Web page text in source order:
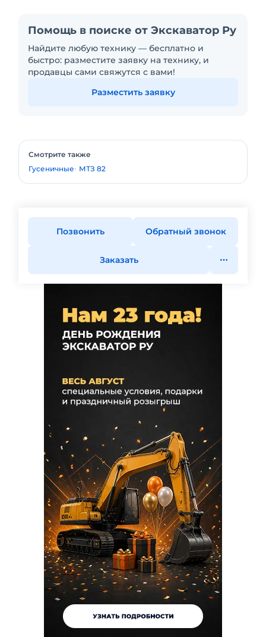
Помощь в поиске от Экскаватор Ру
Найдите любую технику — бесплатно и
быстро: разместите заявку на технику, и
продавцы сами свяжутся с вами!
Разместить заявку
Смотрите также
Гусеничные
МТЗ 82
Позвонить Обратный звонок
Заказать